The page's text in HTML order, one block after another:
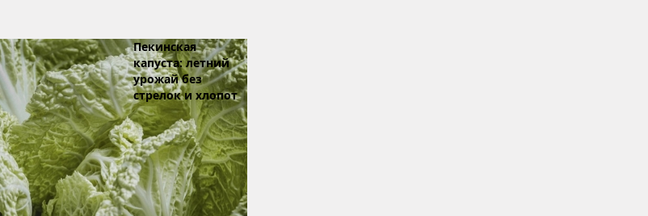
Пекинская
капуста: летний
урожай без
стрелок и хлопот